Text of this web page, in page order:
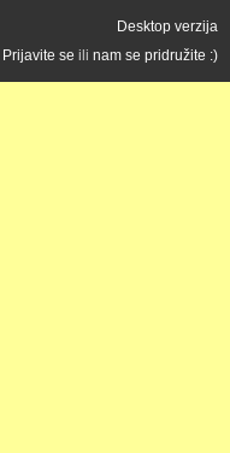
Desktop verzija
Prijavite se ili nam se pridružite :)